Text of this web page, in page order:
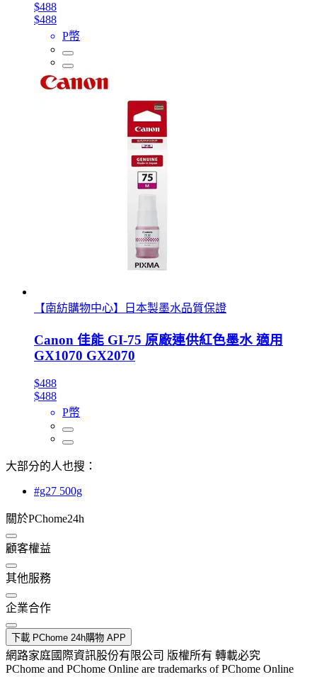
$488
$488
P幣
【南紡購物中心】日本製墨水品質保證
Canon 佳能 GI-75 原廠連供紅色墨水 適用
GX1070 GX2070
$488
$488
P幣
大部分的人也搜：
#g27 500g
關於PChome24h
顧客權益
其他服務
企業合作
下載 PChome 24h購物 APP
網路家庭國際資訊股份有限公司 版權所有 轉載必究
PChome and PChome Online are trademarks of PChome Online